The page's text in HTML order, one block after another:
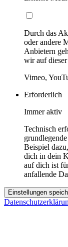
Durch das
oder andere
Anbietern
wir auf
Vimeo,
Erforderlich
Immer aktiv
Technisch
Beispiel
dich in dein
auf dich ist
anfallende
Einstellungen